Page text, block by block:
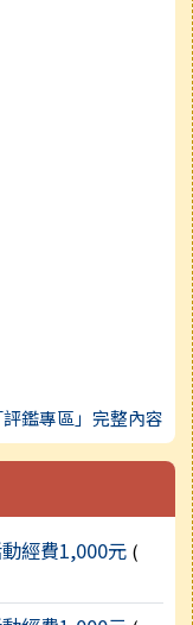
鑑專區」完整內容
經費1,000元 (